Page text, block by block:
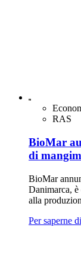
RAS
BioMar
di
BioMar
Danimarca, è
alla
Per saperne